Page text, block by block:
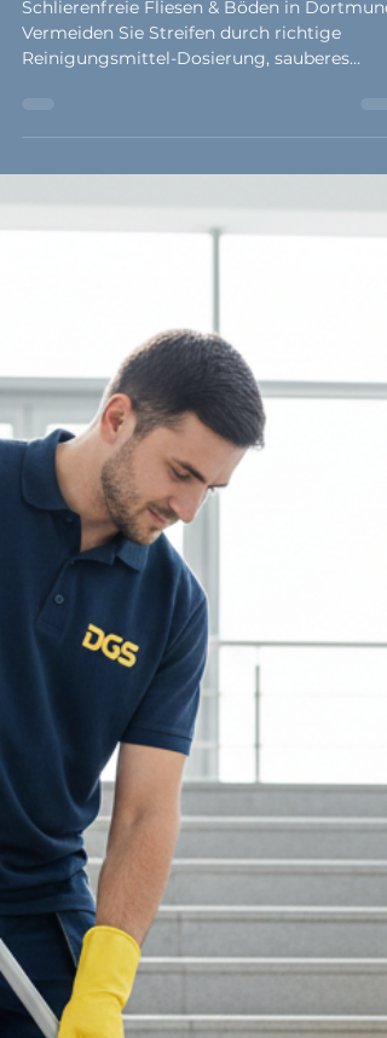
Schmierfilm
Schlierenfreie Fliesen & Böden in Dortmund:
Wischwasser und hochwertige Mopps.
Hochglanzfliesen, Keramik- und Steinböden.
Tipps für Reinigungskräfte & Facility